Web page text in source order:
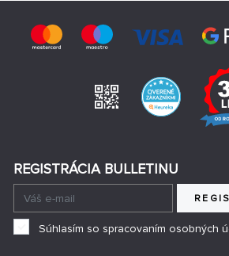
REGISTRÁCIA BULLETINU
Súhlasím so spracovaním osobných